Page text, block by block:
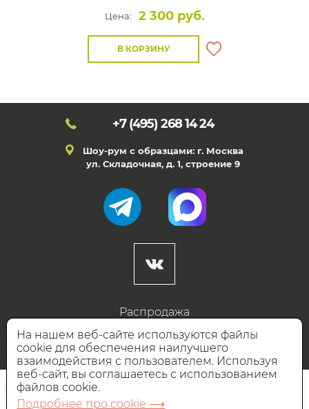
Цена:
2 300 руб.
В КОРЗИНУ
+7 (495) 268 14 24
Шоу-рум с образцами: г. Москва
ул. Складочная, д. 1, строение 9
Распродажа
Готовые дизайны
Дизайнерам
НАШИ ПАРТНЁРЫ
На нашем веб-сайте используются файлы
cookie для обеспечения наилучшего
взаимодействия с пользователем. Используя
веб-сайт, вы соглашаетесь с использованием
файлов cookie.
Подробнее про cookie ⟶